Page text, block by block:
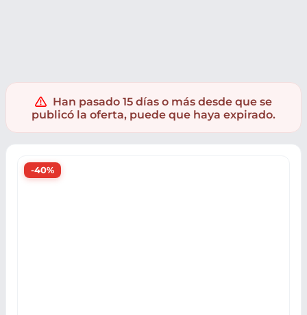
Han pasado 15 días o más desde que se
publicó la oferta, puede que haya expirado.
-40%